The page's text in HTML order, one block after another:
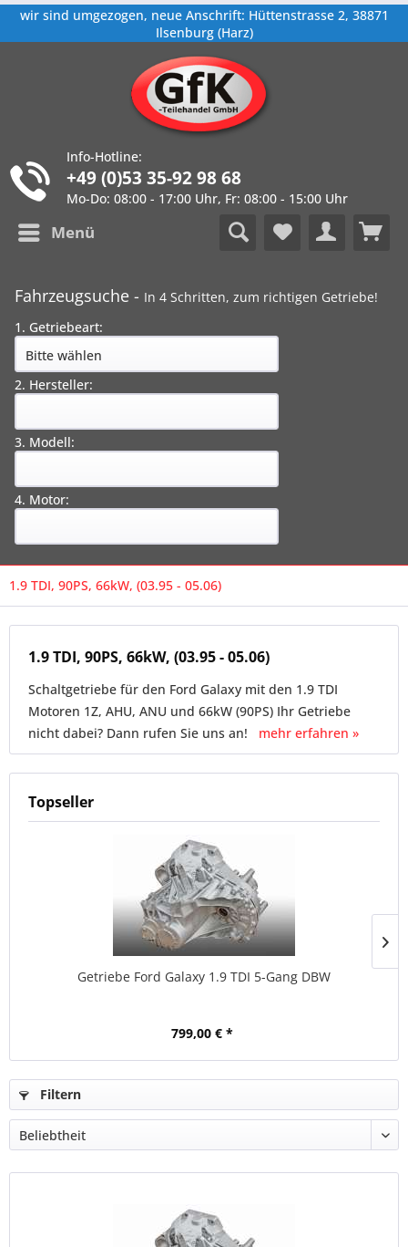
wir sind umgezogen, neue Anschrift: Hüttenstrasse 2, 38871
Ilsenburg (Harz)
Info-Hotline:
+49 (0)53 35-92 98 68
Mo-Do: 08:00 - 17:00 Uhr, Fr: 08:00 - 15:00 Uhr
Menü
Fahrzeugsuche - In 4 Schritten, zum richtigen Getriebe!
1. Getriebeart:
2. Hersteller:
3. Modell:
4. Motor:
1.9 TDI, 90PS, 66kW, (03.95 - 05.06)
1.9 TDI, 90PS, 66kW, (03.95 - 05.06)
Schaltgetriebe für den Ford Galaxy mit den 1.9 TDI
Motoren 1Z, AHU, ANU und 66kW (90PS) Ihr Getriebe
nicht dabei? Dann rufen Sie uns an! mehr erfahren »
Topseller
Getriebe Ford Galaxy 1.9 TDI 5-Gang DBW
799,00 € *
Filtern